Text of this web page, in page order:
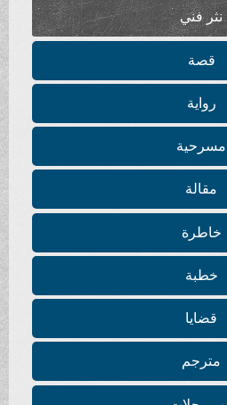
فني
قصة
رواية
مقالة
قضايا